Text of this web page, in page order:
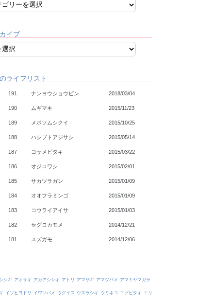
イブ
ライフリスト
191 ナンヨウショウビン 2018/03/04
190 ムギマキ 2015/11/23
189 メボソムシクイ 2015/10/25
188 ハシブトアジサシ 2015/05/14
187 コサメビタキ 2015/03/22
186 オジロワシ 2015/02/01
185 サカツラガン 2015/01/09
184 オオフラミンゴ 2015/01/09
183 コウライアイサ 2015/01/03
182 セグロカモメ 2014/12/21
181 スズガモ 2014/12/06
シギ アオサギ アカアシシギ アトリ アマサギ アマツバメ アマミヤマガラ
イソヒヨドリ イワツバメ ウグイス ウズラシギ ウミネコ エゾビタキ エリ